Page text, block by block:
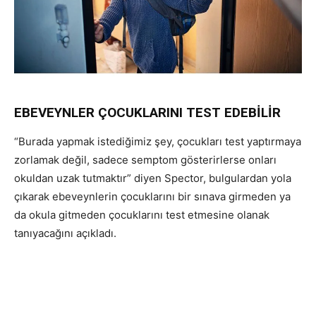
EBEVEYNLER ÇOCUKLARINI TEST EDEBİLİR
“Burada yapmak istediğimiz şey, çocukları test yaptırmaya
zorlamak değil, sadece semptom gösterirlerse onları
okuldan uzak tutmaktır” diyen Spector, bulgulardan yola
çıkarak ebeveynlerin çocuklarını bir sınava girmeden ya
da okula gitmeden çocuklarını test etmesine olanak
tanıyacağını açıkladı.